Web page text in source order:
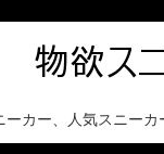
カー、人気スニー